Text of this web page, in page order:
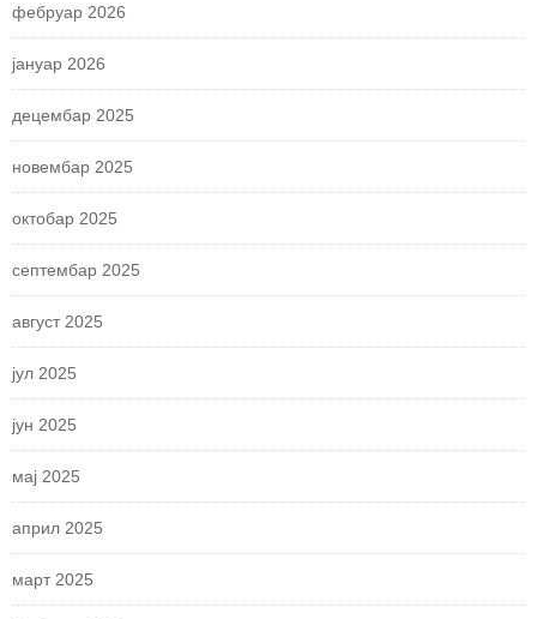
фебруар 2026
јануар 2026
децембар 2025
новембар 2025
октобар 2025
септембар 2025
август 2025
јул 2025
јун 2025
мај 2025
април 2025
март 2025